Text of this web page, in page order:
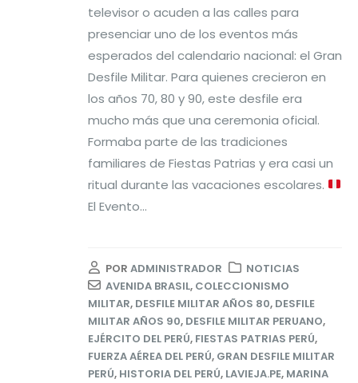
televisor o acuden a las calles para
presenciar uno de los eventos más
esperados del calendario nacional: el Gran
Desfile Militar. Para quienes crecieron en
los años 70, 80 y 90, este desfile era
mucho más que una ceremonia oficial.
Formaba parte de las tradiciones
familiares de Fiestas Patrias y era casi un
ritual durante las vacaciones escolares.
El Evento...
POR ADMINISTRADOR
NOTICIAS
AVENIDA BRASIL, COLECCIONISMO
MILITAR, DESFILE MILITAR AÑOS 80, DESFILE
MILITAR AÑOS 90, DESFILE MILITAR PERUANO,
EJÉRCITO DEL PERÚ, FIESTAS PATRIAS PERÚ,
FUERZA AÉREA DEL PERÚ, GRAN DESFILE MILITAR
PERÚ, HISTORIA DEL PERÚ, LAVIEJA.PE, MARINA